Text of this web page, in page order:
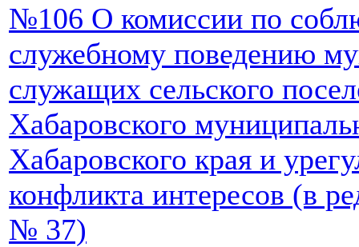
№106 О комиссии по
служебному поведению
служащих сельского
Хабаровского
Хабаровского края и
конфликта интересов (в
№ 37)